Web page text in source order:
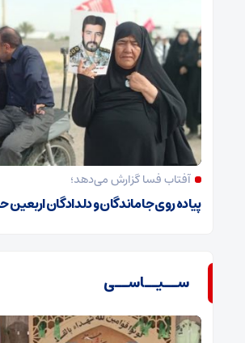
آفتاب فسا گزارش می‌دهد؛
پیاده روی جاماندگان و دلدادگان
ســیــاســی